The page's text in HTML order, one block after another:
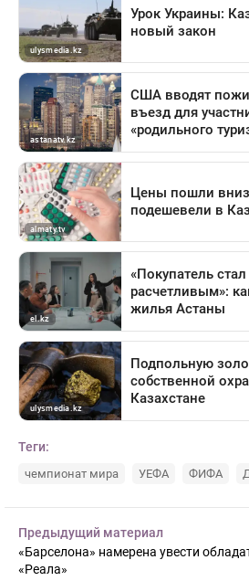
Теги:
чемпионат мира УЕФА ФИФА
Предыдущий материал
«Барселона» намерена увести
«Реала»